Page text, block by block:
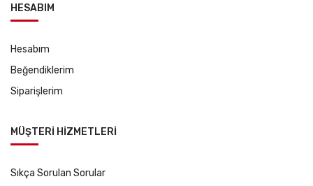
HESABIM
Hesabım
Beğendiklerim
Siparişlerim
MÜŞTERİ HİZMETLERİ
Sıkça Sorulan Sorular